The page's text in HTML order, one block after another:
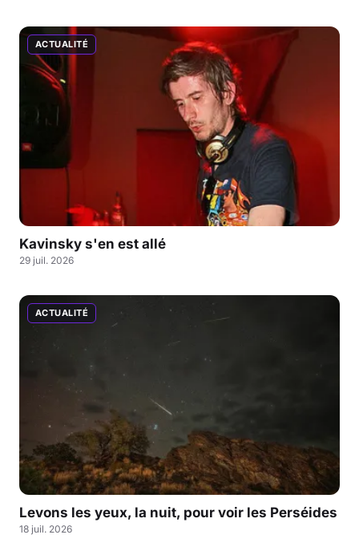
ACTUALITÉ
Kavinsky s'en est allé
29 juil. 2026
ACTUALITÉ
Levons les yeux, la nuit, pour voir les Perséides
18 juil. 2026